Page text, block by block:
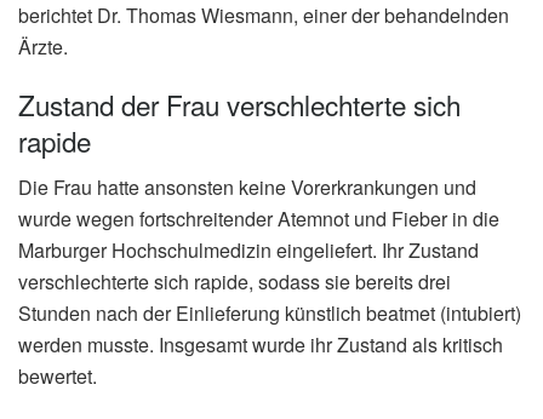
berichtet Dr. Thomas Wiesmann, einer der behandelnden
Ärzte.
Zustand der Frau verschlechterte sich
rapide
Die Frau hatte ansonsten keine Vorerkrankungen und
wurde wegen fortschreitender Atemnot und Fieber in die
Marburger Hochschulmedizin eingeliefert. Ihr Zustand
verschlechterte sich rapide, sodass sie bereits drei
Stunden nach der Einlieferung künstlich beatmet (intubiert)
werden musste. Insgesamt wurde ihr Zustand als kritisch
bewertet.